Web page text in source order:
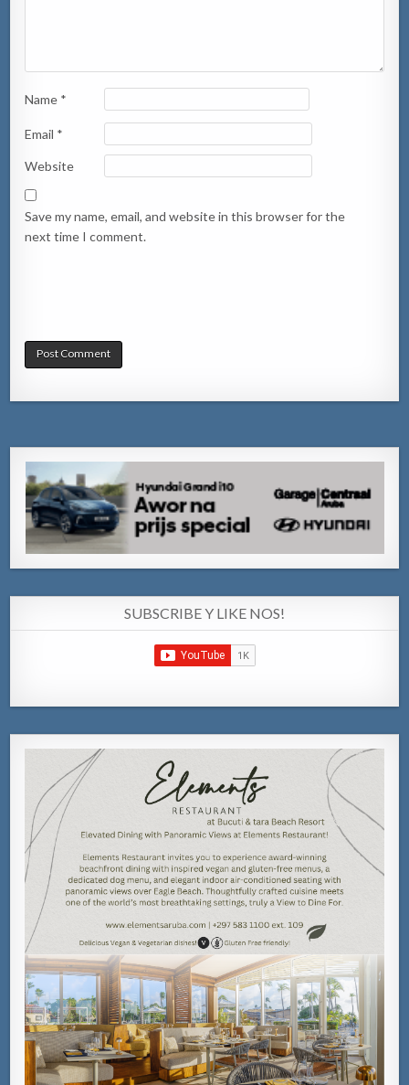
Name *
Email *
Website
Save my name, email, and website in this browser for the
next time I comment.
SUBSCRIBE Y LIKE NOS!